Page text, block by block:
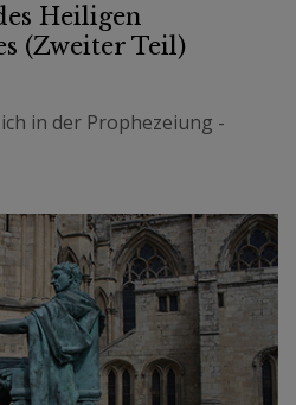
Heiligen
(Zweiter Teil)
in der Prophezeiung -